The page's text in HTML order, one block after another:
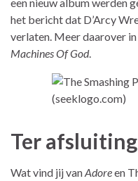
het bericht dat D’Arcy
verlaten. Meer daarover
Machines Of God.
Ter afsluiting
Wat vind jij vanAdoreen